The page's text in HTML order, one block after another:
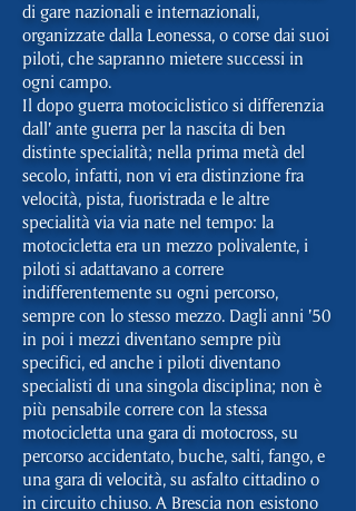
di gare nazionali e internazionali,
organizzate dalla Leonessa, o corse dai suoi
piloti, che sapranno mietere successi in
ogni campo.
Il dopo guerra motociclistico si differenzia
dall’ ante guerra per la nascita di ben
distinte specialità; nella prima metà del
secolo, infatti, non vi era distinzione fra
velocità, pista, fuoristrada e le altre
specialità via via nate nel tempo: la
motocicletta era un mezzo polivalente, i
piloti si adattavano a correre
indifferentemente su ogni percorso,
sempre con lo stesso mezzo. Dagli anni ’50
in poi i mezzi diventano sempre più
specifici, ed anche i piloti diventano
specialisti di una singola disciplina; non è
più pensabile correre con la stessa
motocicletta una gara di motocross, su
percorso accidentato, buche, salti, fango, e
una gara di velocità, su asfalto cittadino o
in circuito chiuso. A Brescia non esistono